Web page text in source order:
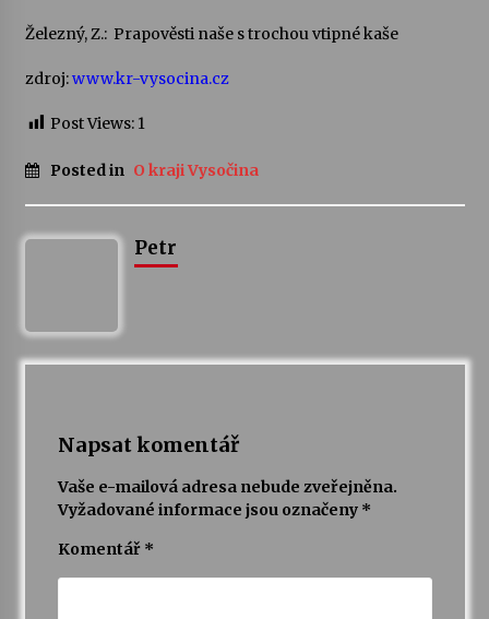
Železný, Z.: Prapověsti naše s trochou vtipné kaše
zdroj:www.kr-vysocina.cz
Post Views: 1
Posted in O kraji Vysočina
Petr
Napsat komentář
Vaše e-mailová adresa nebude zveřejněna.
Vyžadované informace jsou označeny *
Komentář *